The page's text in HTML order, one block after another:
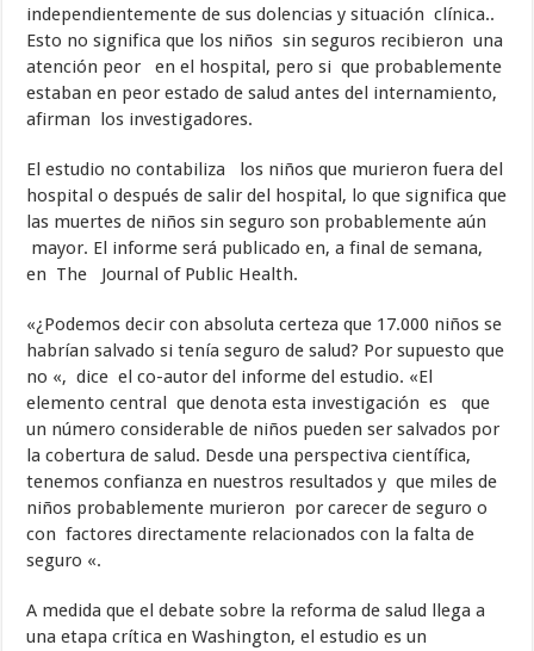
independientemente de sus dolencias y situación clínica..
Esto no significa que los niños sin seguros recibieron una
atención peor en el hospital, pero si que probablemente
estaban en peor estado de salud antes del internamiento,
afirman los investigadores.
El estudio no contabiliza los niños que murieron fuera del
hospital o después de salir del hospital, lo que significa que
las muertes de niños sin seguro son probablemente aún
mayor. El informe será publicado en, a final de semana,
en The Journal of Public Health.
«¿Podemos decir con absoluta certeza que 17.000 niños se
habrían salvado si tenía seguro de salud? Por supuesto que
no «, dice el co-autor del informe del estudio. «El
elemento central que denota esta investigación es que
un número considerable de niños pueden ser salvados por
la cobertura de salud. Desde una perspectiva científica,
tenemos confianza en nuestros resultados y que miles de
niños probablemente murieron por carecer de seguro o
con factores directamente relacionados con la falta de
seguro «.
A medida que el debate sobre la reforma de salud llega a
una etapa crítica en Washington, el estudio es un